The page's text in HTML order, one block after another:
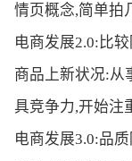
情页概念,简单拍
电商发展2.0:比
商品上新状况:从
具竞争力,开始注
电商发展3.0:品